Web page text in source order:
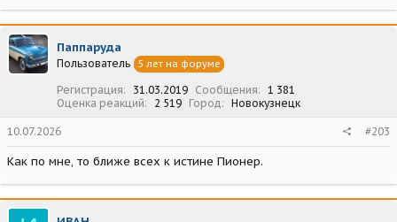
а
к
ц
и
и
Паппаруда
Пользователь 5 лет на форуме
Регистрация 31.03.2019 Сообщения
1 381
Оценка реакций
2 519 Город Новокузнецк
10.07.2026 #203
Как по мне, то ближе всех к истине Пионер.